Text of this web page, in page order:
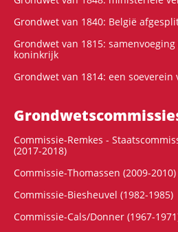
Grondwet van 1840: België
Grondwet van 1815:
koninkrijk
Grondwet van 1814: een soeverein
Commissie-Remkes -
(2017-2018)
Commissie-Thomassen (2009-2010)
Commissie-Biesheuvel (1982-1985)
Commissie-Cals/Donner (1967-